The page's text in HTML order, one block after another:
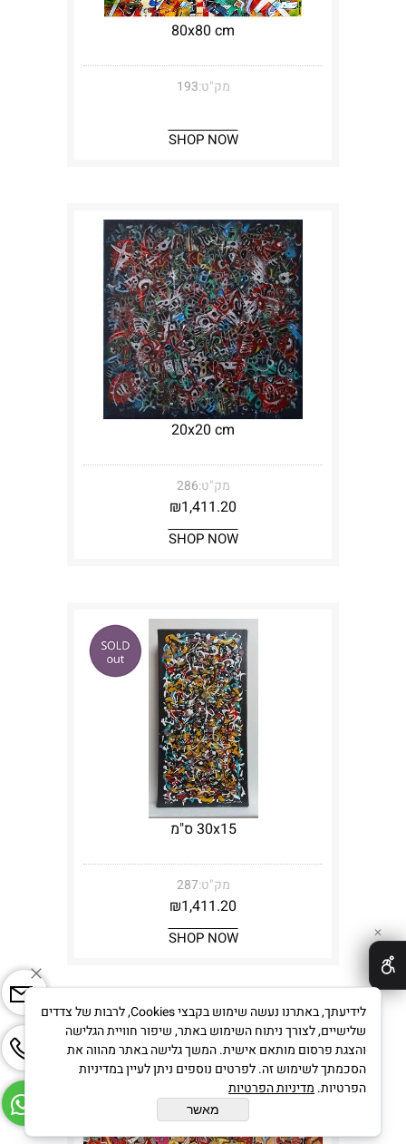
80x80 cm
מק"ט:193
SHOP NOW
20x20 cm
מק"ט:286
₪1,411.20
SHOP NOW
30x15 ס"מ
מק"ט:287
₪1,411.20
SHOP NOW
אבסטרקט
✕
לידיעתך, באתרנו נעשה שימוש בקבצי Cookies, לרבות של צדדים
שלישיים, לצורך ניתוח השימוש באתר, שיפור חוויית הגלישה
והצגת פרסום מותאם אישית. המשך גלישה באתר מהווה את
הסכמתך לשימוש זה. לפרטים נוספים ניתן לעיין במדיניות
הפרטיות. מדיניות הפרטיות
מאשר